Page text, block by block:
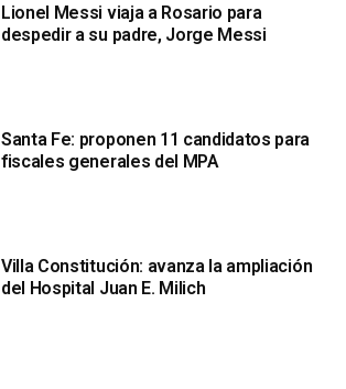
Lionel Messi viaja a Rosario para
despedir a su padre, Jorge Messi
Santa Fe: proponen 11 candidatos para
fiscales generales del MPA
Villa Constitución: avanza la ampliación
del Hospital Juan E. Milich